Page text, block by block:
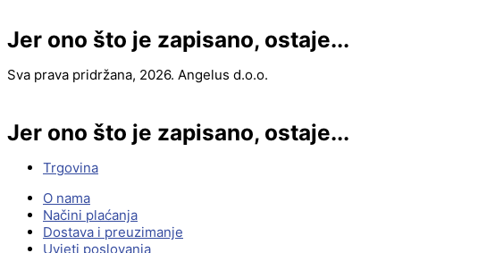
Jer ono što je zapisano, ostaje...
Sva prava pridržana, 2026. Angelus d.o.o.
Jer ono što je zapisano, ostaje...
Trgovina
O nama
Načini plaćanja
Dostava i preuzimanje
Uvjeti poslovanja